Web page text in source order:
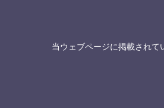
当ウェブページに掲載されて